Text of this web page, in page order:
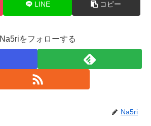
LINE コピー
Na5riをフォローする
Na5ri